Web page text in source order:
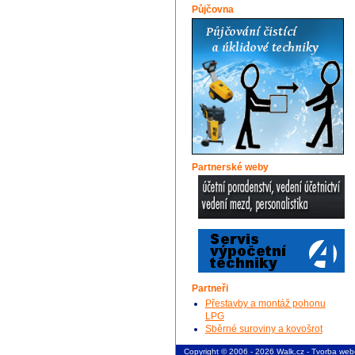
Půjčovna
Partnerské weby
Partneři
Přestavby a montáž pohonu
LPG
Sběrné suroviny a kovošrot
Copyright © 2006 - 2026 Walk.cz - Tvorba